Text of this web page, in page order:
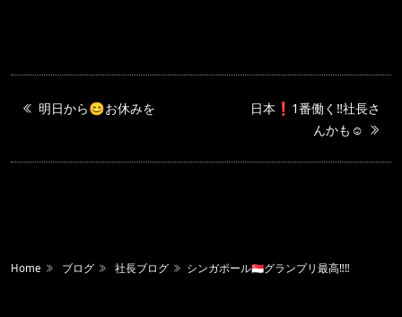
明日から😊お休みを
日本❗️1番働く‼️社長さ
んかも☺️
Home ブログ 社長ブログ シンガポール🇸🇬グランプリ最高‼️‼️